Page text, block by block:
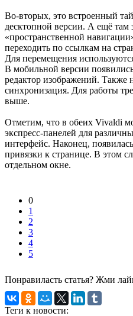
Во-вторых, это встроенный
десктопной версии. А ещё там
«пространственной
переходить по ссылкам на
Для перемещения
В мобильной версии
редактор изображений. Также
синхронизация. Для работы
выше.
Отметим, что в обеих Vivaldi
экспресс-панелей для
интерфейс. Наконец,
привязки к странице. В этом
отдельном окне.
0
1
2
3
4
5
Понравиласть статья? Жми
Теги к новости: